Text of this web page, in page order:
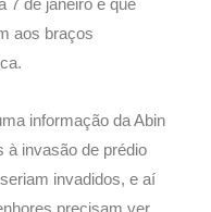
7 de janeiro e que
aos braços
informação da Abin
à invasão de prédio
invadidos, e aí
precisam ver